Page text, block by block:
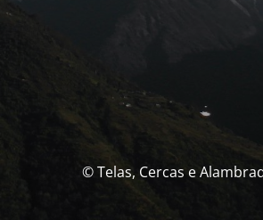
© Telas, Cercas e